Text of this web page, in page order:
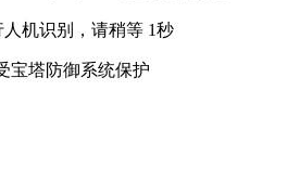
人机识别，请稍等 1秒
宝塔防御系统保护